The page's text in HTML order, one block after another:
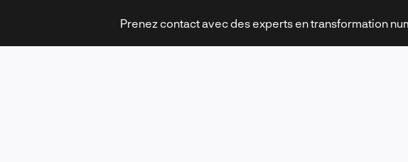
Prenez contact avec des experts en transformation